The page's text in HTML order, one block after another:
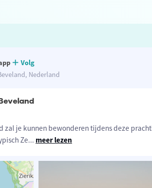
Volg
Nederland
zal je kunnen bewonderen tijdens deze
Ze... meer lezen